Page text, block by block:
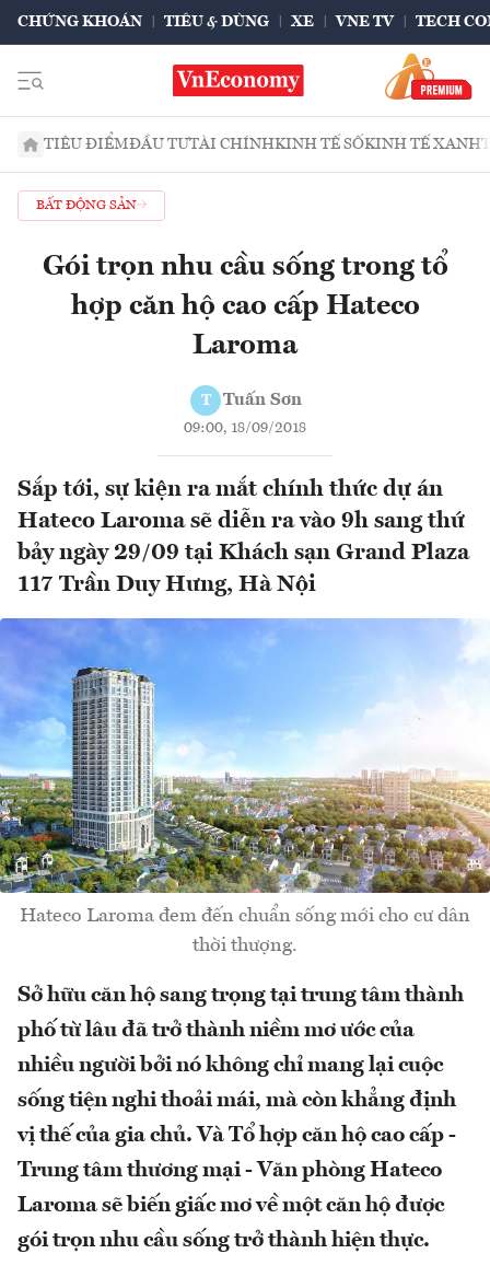
CHỨNG KHOÁN TIÊU & DÙNG XE VNE TV TECH
TIÊU ĐIỂMĐẦU TƯTÀI CHÍNHKINH TẾ SỐKINH TẾ XANH
BẤT ĐỘNG SẢN
Gói trọn nhu cầu sống trong tổ
hợp căn hộ cao cấp Hateco
Laroma
T Tuấn Sơn
09:00, 18/09/2018
Sắp tới, sự kiện ra mắt chính thức dự án
Hateco Laroma sẽ diễn ra vào 9h sang thứ
bảy ngày 29/09 tại Khách sạn Grand Plaza
117 Trần Duy Hưng, Hà Nội
Hateco Laroma đem đến chuẩn sống mới cho cư dân
thời thượng.
Sở hữu căn hộ sang trọng tại trung tâm thành
phố từ lâu đã trở thành niềm mơ ước của
nhiều người bởi nó không chỉ mang lại cuộc
sống tiện nghi thoải mái, mà còn khẳng định
vị thế của gia chủ. Và Tổ hợp căn hộ cao cấp -
Trung tâm thương mại - Văn phòng Hateco
Laroma sẽ biến giấc mơ về một căn hộ được
gói trọn nhu cầu sống trở thành hiện thực.